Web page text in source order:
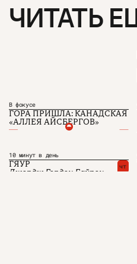
ЧИТАТЬ
В фокусе
ГОРА ПРИШЛА: КАНАДСКАЯ
«АЛЛЕЯ АЙСБЕРГОВ»
10 минут в день
ГЯУР
Джордж Гордон Байрон
чт
(c) ЧТИВО 2026. Все права
Разработка:Astroshock